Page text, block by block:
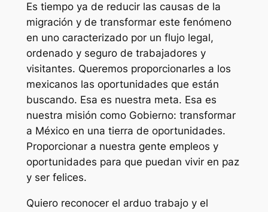
Es tiempo ya de reducir las causas de la
migración y de transformar este fenómeno
en uno caracterizado por un flujo legal,
ordenado y seguro de trabajadores y
visitantes. Queremos proporcionarles a los
mexicanos las oportunidades que están
buscando. Esa es nuestra meta. Esa es
nuestra misión como Gobierno: transformar
a México en una tierra de oportunidades.
Proporcionar a nuestra gente empleos y
oportunidades para que puedan vivir en paz
y ser felices.
Quiero reconocer el arduo trabajo y el